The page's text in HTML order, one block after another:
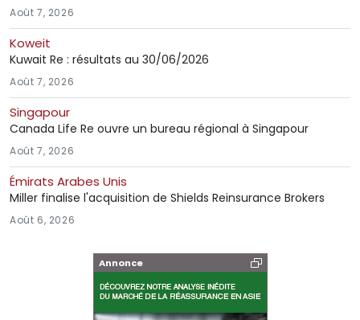
Août 7, 2026
Koweit
Kuwait Re : résultats au 30/06/2026
Août 7, 2026
Singapour
Canada Life Re ouvre un bureau régional à Singapour
Août 7, 2026
Émirats Arabes Unis
Miller finalise l'acquisition de Shields Reinsurance Brokers
Août 6, 2026
Annonce